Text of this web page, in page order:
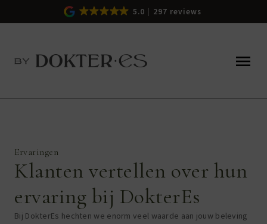
5.0 297 reviews
Ervaringen
Klanten vertellen over hun
ervaring bij DokterEs
Bij DokterEs hechten we enorm veel waarde aan jouw beleving